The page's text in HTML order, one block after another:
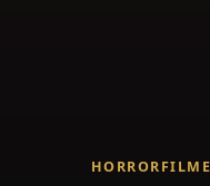
HORRORFILME